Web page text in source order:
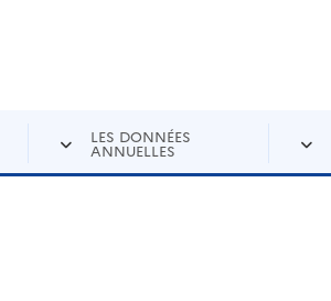
LES DONNÉES
ANNUELLES